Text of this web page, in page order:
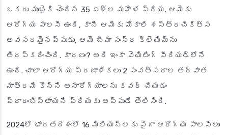
ఒకరు ముంబైకి చెందిన 35 ఏళ్ల మహిళ ప్రియ. ఆమెకు
ఆరోగ్య పాలసీ ఉంది, కానీ ఆమెకు మోకాలి శస్త్రచికిత్స
అవసరమైనప్పుడు, ఆమె బీమా సంస్థ క్లెయిమ్‌ను
తిరస్కరించింది. కారణం? అది ఇంకా వెయిటింగ్ పీరియడ్‌లోనే
ఉంది. చాలా ఆరోగ్య ప్రణాళికలు 2 సంవత్సరాల తర్వాత
మాత్రమే కొన్ని అనారోగ్యాలను కవర్ చేయడం
ప్రారంభిస్తాయని ప్రియకు అప్పుడే తెలిసింది.
2024లో భారతదేశంలో 16 మిలియన్లకు పైగా ఆరోగ్య పాలసీలు